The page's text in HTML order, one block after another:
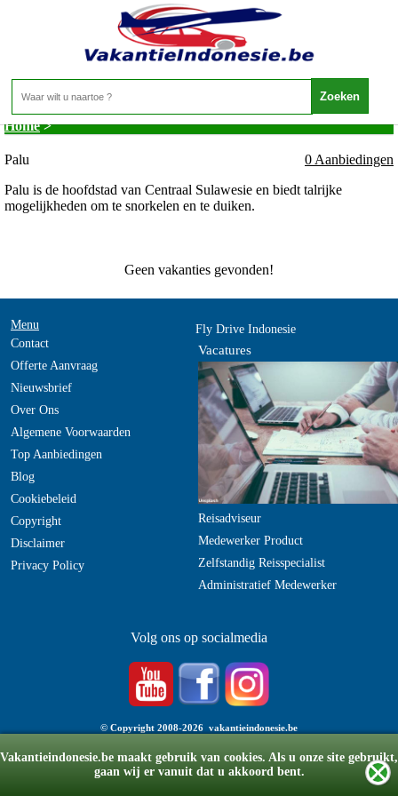
Vakantieindonesie.be maakt gebruik van cookies. Als u onze site gebruikt,
gaan wij er vanuit dat u akkoord bent.
Home>
Palu
0 Aanbiedingen
Palu is de hoofdstad van Centraal Sulawesie en biedt talrijke
mogelijkheden om te snorkelen en te duiken.
Geen vakanties gevonden!
Menu
Contact
Offerte Aanvraag
Nieuwsbrief
Over Ons
Algemene Voorwaarden
Top Aanbiedingen
Blog
Cookiebeleid
Copyright
Disclaimer
Privacy Policy
Fly Drive Indonesie
Vacatures
Reisadviseur
Medewerker Product
Zelfstandig Reisspecialist
Administratief Medewerker
Volg ons op socialmedia
© Copyright 2008-2026 vakantieindonesie.be